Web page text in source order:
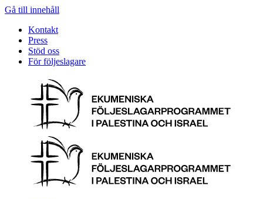
Gå till innehåll
Kontakt
Press
Stöd oss
För följeslagare